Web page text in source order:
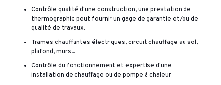
Contrôle qualité d'une construction, une prestation de
thermographie peut fournir un gage de garantie et/ou de
qualité de travaux.
Trames chauffantes électriques, circuit chauffage au sol,
plafond, murs...
Contrôle du fonctionnement et expertise d'une
installation de chauffage ou de pompe à chaleur